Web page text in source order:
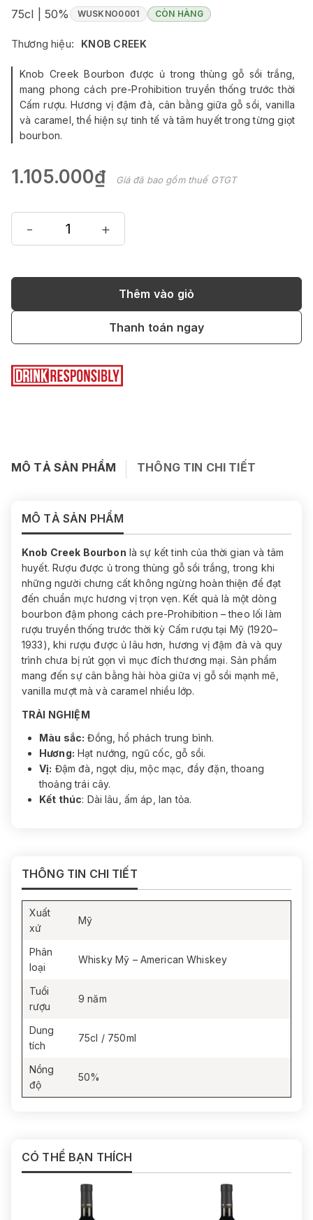
75cl | 50% WUSKNO0001 CÒN HÀNG
Thương hiệu: KNOB CREEK
Knob Creek Bourbon được ủ trong thùng gỗ sồi trắng,
mang phong cách pre-Prohibition truyền thống trước thời
Cấm rượu. Hương vị đậm đà, cân bằng giữa gỗ sồi, vanilla
và caramel, thể hiện sự tinh tế và tâm huyết trong từng giọt
bourbon.
1.105.000₫ Giá đã bao gồm thuế GTGT
- +
Thêm vào giỏ
Thanh toán ngay
MÔ TẢ SẢN PHẨM THÔNG TIN CHI TIẾT
MÔ TẢ SẢN PHẨM
Knob Creek Bourbon là sự kết tinh của thời gian và tâm
huyết. Rượu được ủ trong thùng gỗ sồi trắng, trong khi
những người chưng cất không ngừng hoàn thiện để đạt
đến chuẩn mực hương vị trọn vẹn. Kết quả là một dòng
bourbon đậm phong cách pre-Prohibition – theo lối làm
rượu truyền thống trước thời kỳ Cấm rượu tại Mỹ (1920–
1933), khi rượu được ủ lâu hơn, hương vị đậm đà và quy
trình chưa bị rút gọn vì mục đích thương mại. Sản phẩm
mang đến sự cân bằng hài hòa giữa vị gỗ sồi mạnh mẽ,
vanilla mượt mà và caramel nhiều lớp.
TRẢI NGHIỆM
Màu sắc: Đồng, hổ phách trung bình.
Hương: Hạt nướng, ngũ cốc, gỗ sồi.
Vị: Đậm đà, ngọt dịu, mộc mạc, đầy đặn, thoang
thoảng trái cây.
Kết thúc: Dài lâu, ấm áp, lan tỏa.
THÔNG TIN CHI TIẾT
Xuất
xứ
Mỹ
Phân
loại
Whisky Mỹ – American Whiskey
Tuổi
rượu
9 năm
Dung
tích
75cl / 750ml
Nồng
độ
50%
CÓ THỂ BẠN THÍCH